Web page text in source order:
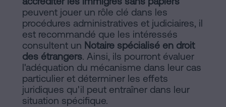
peuvent jouer un rôle clé dans les
procédures administratives et judiciaires, il
est recommandé que les intéressés
consultent un Notaire spécialisé en droit
des étrangers. Ainsi, ils pourront évaluer
l'adéquation du mécanisme dans leur cas
particulier et déterminer les effets
juridiques qu'il peut entraîner dans leur
situation spécifique.